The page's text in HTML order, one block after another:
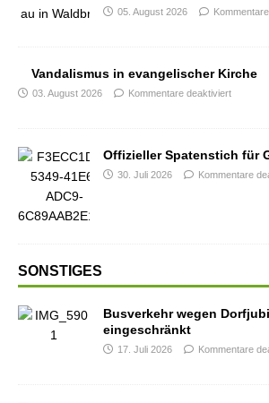
05. August 2026
Vandalismus in evangelischer Kirche
03. August 2026 Kommentare deaktiviert
Offizieller Spatenstich für
30. Juli 2026 Kommentare
SONSTIGES
Busverkehr wegen
eingeschränkt
17. Juli 2026 Kommentare